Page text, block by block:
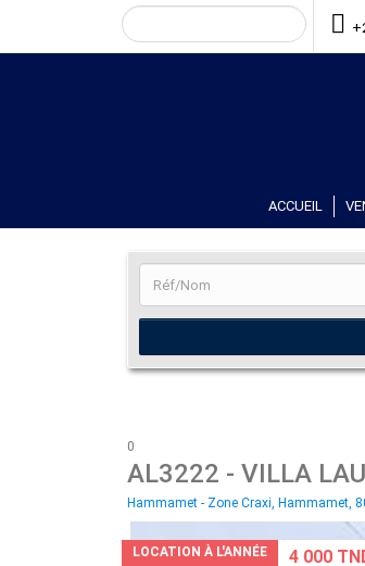
ACCUEIL
0
AL3222 - VILLA
Hammamet - Zone Craxi, Hammamet,
LOCATION À L'ANNÉE 4 000